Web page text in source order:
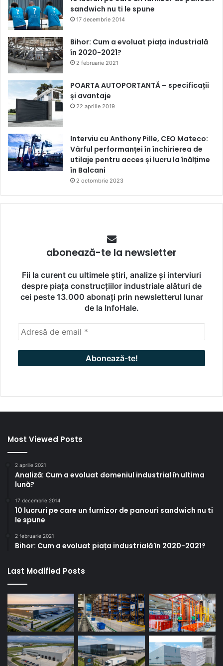
sandwich nu ti le spune
17 decembrie 2014
Bihor: Cum a evoluat piața industrială
în 2020-2021?
2 februarie 2021
POARTA AUTOPORTANTĂ – specificații
și avantaje
22 aprilie 2019
Interviu cu Anthony Pille, CEO Mateco:
Vârful performanței în închirierea de
utilaje pentru acces și lucru la înălțime
în Balcani
2 octombrie 2023
abonează-te la newsletter
Fii la curent cu ultimele știri, analize și interviuri
despre piața construcțiilor industriale alături de
cei peste 13.000 abonați prin newsletterul lunar
de la InfoHale.
Most Viewed Posts
2 aprilie 2021
Analiză: Cum a evoluat domeniul industrial în ultima
lună?
17 decembrie 2014
10 lucruri pe care un furnizor de panouri sandwich nu ti
le spune
2 februarie 2021
Bihor: Cum a evoluat piața industrială în 2020-2021?
Last Modified Posts